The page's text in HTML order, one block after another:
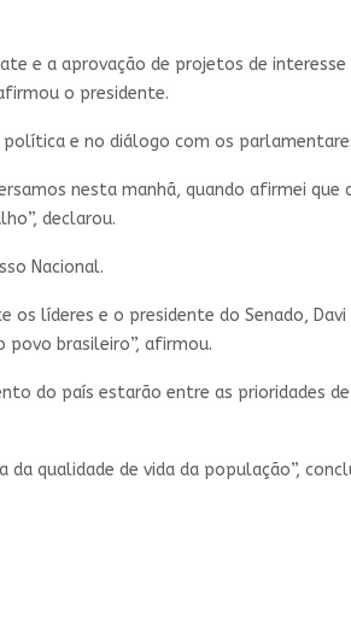
e a aprovação de projetos de interesse
o presidente.
e no diálogo com os
nesta manhã, quando afirmei que
declarou.
Nacional.
líderes e o presidente do Senado, Davi
povo brasileiro”, afirmou.
do país estarão entre as prioridades
qualidade de vida da população”,